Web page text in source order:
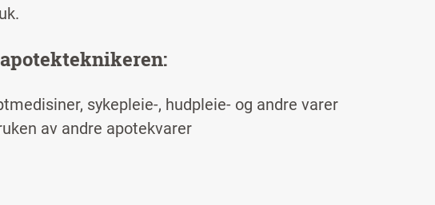
sykepleie-, hudpleie- og andre varer
av andre apotekvarer